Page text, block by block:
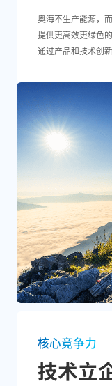
奥海不生产能源，
提供更高效更绿色
通过产品和技术创
核心竞争力
技术立